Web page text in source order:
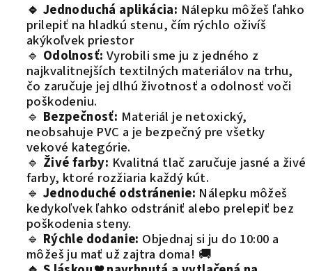
🔹 Jednoduchá aplikácia: Nálepku môžeš ľahko
prilepiť na hladkú stenu, čím rýchlo oživíš
akýkoľvek priestor
🔹 Odolnosť: Vyrobili sme ju z jedného z
najkvalitnejších textilných materiálov na trhu,
čo zaručuje jej dlhú životnosť a odolnosť voči
poškodeniu.
🔹 Bezpečnosť: Materiál je netoxický,
neobsahuje PVC a je bezpečný pre všetky
vekové kategórie.
🔹 Živé farby: Kvalitná tlač zaručuje jasné a živé
farby, ktoré rozžiaria každý kút.
🔹 Jednoduché odstránenie: Nálepku môžeš
kedykoľvek ľahko odstrániť alebo prelepiť bez
poškodenia steny.
🔹 Rýchle dodanie: Objednaj si ju do 10:00 a
môžeš ju mať už zajtra doma! 🚚